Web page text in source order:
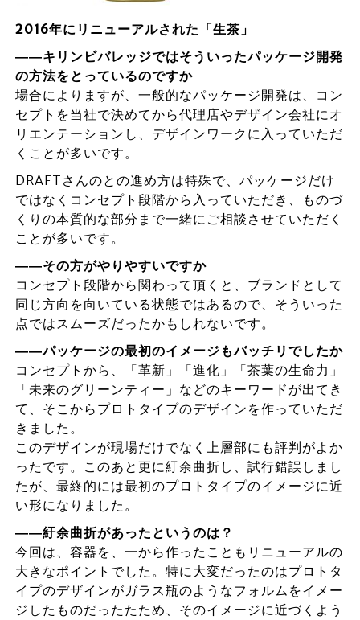
2016年にリニューアルされた「生茶」
――キリンビバレッジではそういったパッケージ開発
の方法をとっているのですか
場合によりますが、一般的なパッケージ開発は、コン
セプトを当社で決めてから代理店やデザイン会社にオ
リエンテーションし、デザインワークに入っていただ
くことが多いです。
DRAFTさんのとの進め方は特殊で、パッケージだけ
ではなくコンセプト段階から入っていただき、ものづ
くりの本質的な部分まで一緒にご相談させていただく
ことが多いです。
――その方がやりやすいですか
コンセプト段階から関わって頂くと、ブランドとして
同じ方向を向いている状態ではあるので、そういった
点ではスムーズだったかもしれないです。
――パッケージの最初のイメージもバッチリでしたか
コンセプトから、「革新」「進化」「茶葉の生命力」
「未来のグリーンティー」などのキーワードが出てき
て、そこからプロトタイプのデザインを作っていただ
きました。
このデザインが現場だけでなく上層部にも評判がよか
ったです。このあと更に紆余曲折し、試行錯誤しまし
たが、最終的には最初のプロトタイプのイメージに近
い形になりました。
――紆余曲折があったというのは？
今回は、容器を、一から作ったこともリニューアルの
大きなポイントでした。特に大変だったのはプロトタ
イプのデザインがガラス瓶のようなフォルムをイメー
ジしたものだったたため、そのイメージに近づくよう